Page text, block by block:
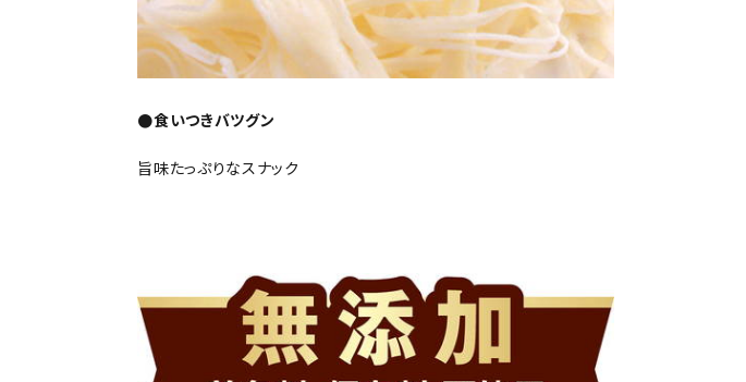
●食いつきバツグン
旨味たっぷりなスナック